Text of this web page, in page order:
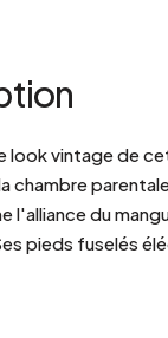
look vintage de
chambre
l'alliance du
pieds fuselés